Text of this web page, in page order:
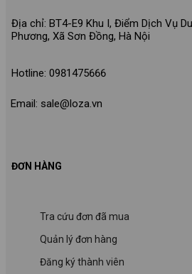
Địa chỉ: BT4-E9 Khu I, Điểm Dịch Vụ
Phương, Xã Sơn Đồng, Hà Nội
Hotline: 0981475666
Email: sale@loza.vn
ĐƠN HÀNG
Tra cứu đơn đã mua
Quản lý đơn hàng
Đăng ký thành viên